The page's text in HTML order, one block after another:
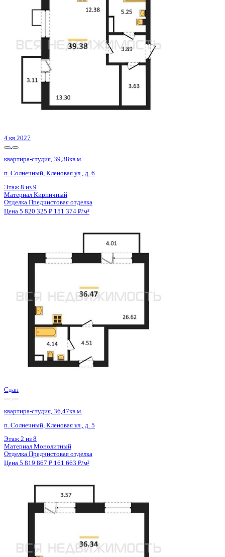
квартира-студия, 36,58кв.м.
п. Солнечный, Кленовая ул., д. 5
Монолитный
Отделка Предчистовая отделка
2 кв 2030
квартира-студия, 36,69кв.м.
Этаж
Материал Монолитный
Отделка
Черновая отделка